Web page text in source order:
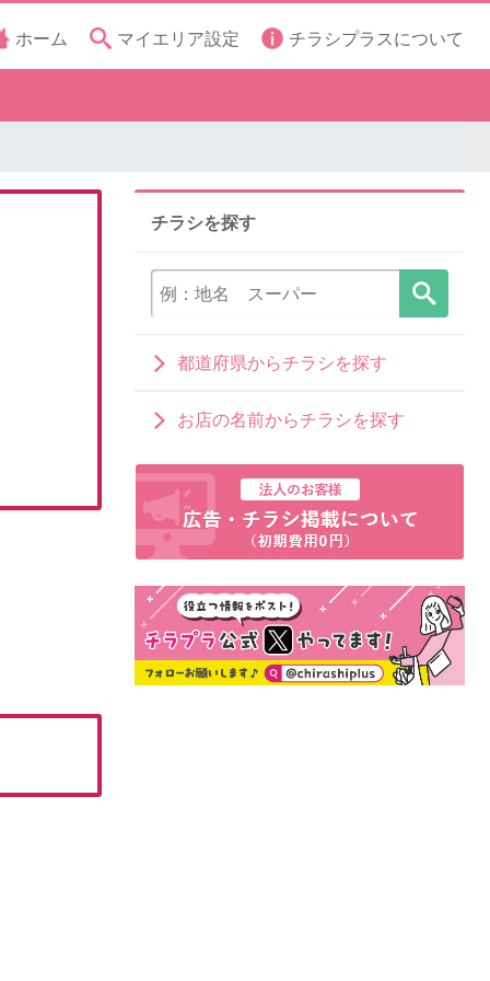
ホーム マイエリア設定 チラシプラスについて
チラシを探す
都道府県からチラシを探す
お店の名前からチラシを探す